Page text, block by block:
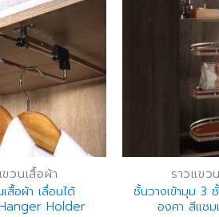
วนเสื้อผ้า
สื้อผ้า เลื่อนได้
Holder
ราวแขว
ชั้นวางเข้ามุม 3
องศา สีแช